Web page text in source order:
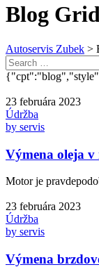
Blog
Autoservis Zubek >
Search
for:
23 februára 2023
Údržba
by servis
Výmena oleja v
Motor je
23 februára 2023
Údržba
by servis
Výmena